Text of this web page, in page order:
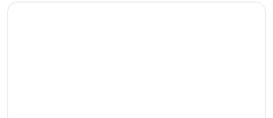
Avautuu uuteen ikkunaan
Harbour Hotel Southampton